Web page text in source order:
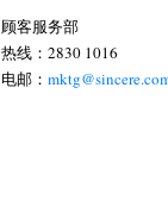
顾客服务部
热线：2830 1016
电邮：